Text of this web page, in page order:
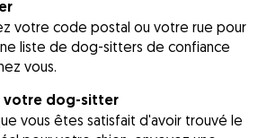
votre code postal ou votre rue pour
liste de dog-sitters de confiance
vous.
votre dog-sitter
vous êtes satisfait d'avoir trouvé le